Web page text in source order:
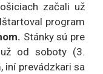
začali už
program
Stánky sú pre
už od soboty (3.
iní prevádzkari sa